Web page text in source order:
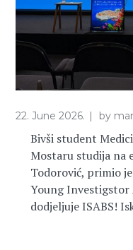
22. June 2026. by
Bivši student
Mostaru studija na
Todorović, primio
Young Investigstor
dodjeljuje ISABS!